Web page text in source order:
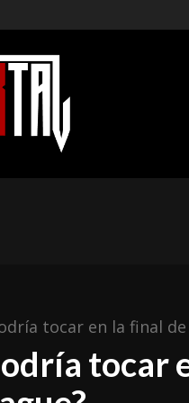
tocar en la final
tocar